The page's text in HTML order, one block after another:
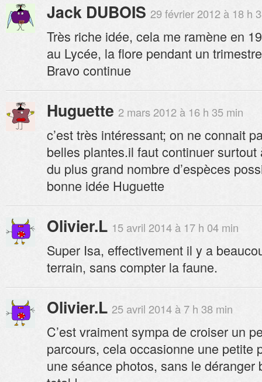
Jack DUBOIS 29 février 2012 à 18 h
Très riche idée, cela me ramène en
au Lycée, la flore pendant un
Bravo continue
Huguette 2 mars 2012 à 16 h 35 min
c’est très intéressant; on ne connait
belles plantes.il faut continuer
du plus grand nombre d’espèces
bonne idée Huguette
Olivier.L 15 avril 2014 à 17 h 04 min
Super Isa, effectivement il y a
terrain, sans compter la faune.
Olivier.L 25 avril 2014 à 7 h 38 min
C’est vraiment sympa de croiser un
parcours, cela occasionne une petite
une séance photos, sans le déranger